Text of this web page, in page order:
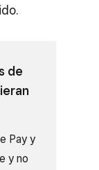
de
Pay y
y no